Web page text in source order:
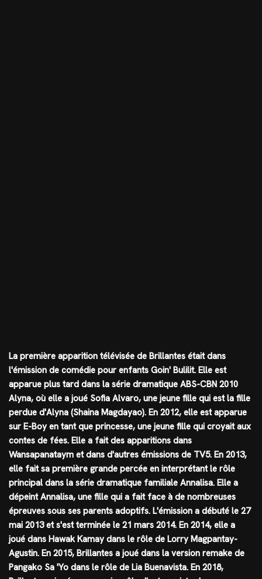
La première apparition télévisée de Brillantes était dans
l'émission de comédie pour enfants Goin' Bulilit. Elle est
apparue plus tard dans la série dramatique ABS-CBN 2010
Alyna, où elle a joué Sofia Alvaro, une jeune fille qui est la fille
perdue d'Alyna (Shaina Magdayao). En 2012, elle est apparue
sur E-Boy en tant que princesse, une jeune fille qui croyait aux
contes de fées. Elle a fait des apparitions dans
Wansapanataym et dans d'autres émissions de TV5. En 2013,
elle fait sa première grande percée en interprétant le rôle
principal dans la série dramatique familiale Annalisa. Elle a
dépeint Annalisa, une fille qui a fait face à de nombreuses
épreuves sous ses parents adoptifs. L'émission a débuté le 27
mai 2013 et s'est terminée le 21 mars 2014. En 2014, elle a
joué dans Hawak Kamay dans le rôle de Lorry Magpantay-
Agustin. En 2015, Brillantes a joué dans la version remake de
Pangako Sa 'Yo dans le rôle de Lia Buenavista. En 2018,